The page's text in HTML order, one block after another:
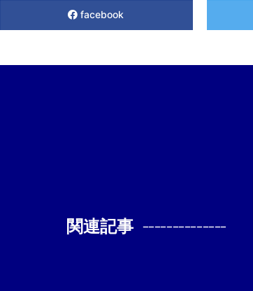
facebook
関連記事 --------------